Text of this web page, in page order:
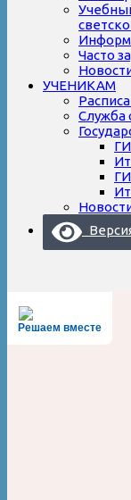
Часто
УЧЕНИКАМ
Служба
Решаем вместе